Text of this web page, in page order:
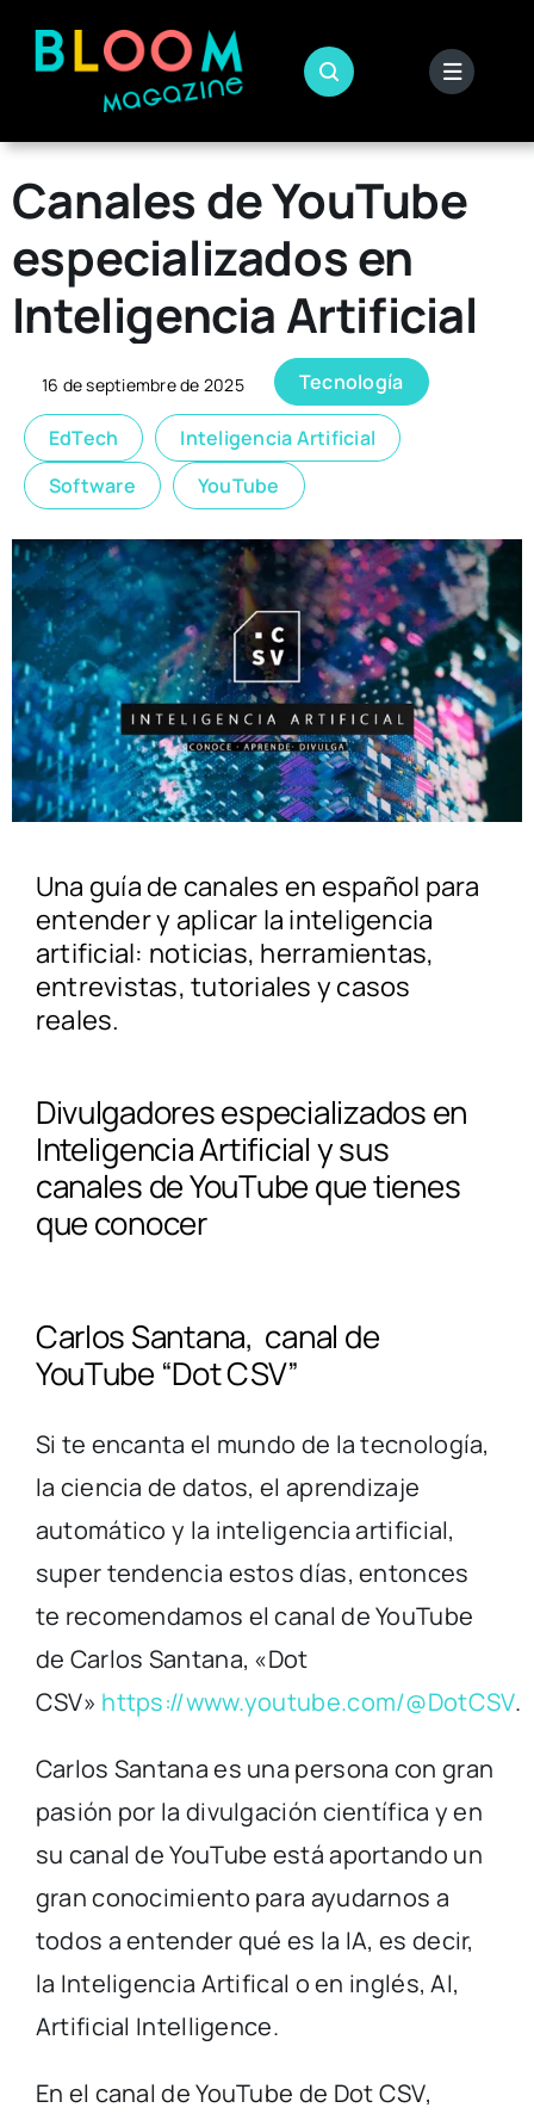
Canales de YouTube
especializados en
Inteligencia Artificial
16 de septiembre de 2025 Tecnología
EdTech
Inteligencia Artificial
Software
YouTube
Una guía de canales en español para
entender y aplicar la inteligencia
artificial: noticias, herramientas,
entrevistas, tutoriales y casos
reales.
Divulgadores especializados en
Inteligencia Artificial y sus
canales de YouTube que tienes
que conocer
Carlos Santana, canal de
YouTube “Dot CSV”
Si te encanta el mundo de la tecnología,
la ciencia de datos, el aprendizaje
automático y la inteligencia artificial,
super tendencia estos días, entonces
te recomendamos el canal de YouTube
de Carlos Santana, «Dot
CSV» https://www.youtube.com/@DotCSV.
Carlos Santana es una persona con gran
pasión por la divulgación científica y en
su canal de YouTube está aportando un
gran conocimiento para ayudarnos a
todos a entender qué es la IA, es decir,
la Inteligencia Artifical o en inglés, AI,
Artificial Intelligence.
En el canal de YouTube de Dot CSV,